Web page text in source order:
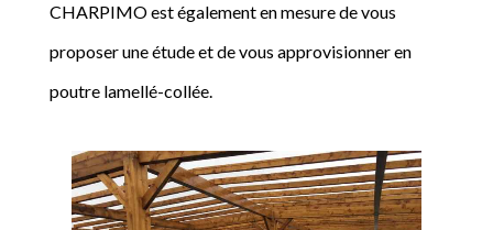
CHARPIMO est également en mesure de vous
proposer une étude et de vous approvisionner en
poutre lamellé-collée.